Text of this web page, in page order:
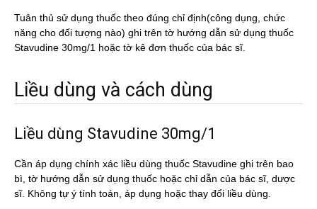
Tuân thủ sử dụng thuốc theo đúng chỉ định(công dụng, chức
năng cho đối tượng nào) ghi trên tờ hướng dẫn sử dụng thuốc
Stavudine 30mg/1 hoặc tờ kê đơn thuốc của bác sĩ.
Liều dùng và cách dùng
Liều dùng Stavudine 30mg/1
Cần áp dụng chính xác liều dùng thuốc Stavudine ghi trên bao
bì, tờ hướng dẫn sử dụng thuốc hoặc chỉ dẫn của bác sĩ, dược
sĩ. Không tự ý tính toán, áp dụng hoặc thay đổi liều dùng.